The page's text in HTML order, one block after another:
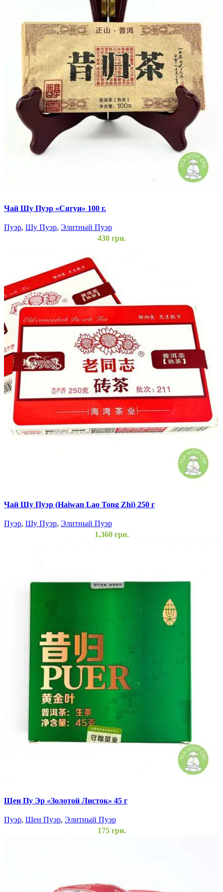
Чай Шу Пуэр «Сягуи» 100 г.
Пуэр, Шу Пуэр, Элитный Пуэр
430грн.
Чай Шу Пуэр (Haiwan Lao Tong Zhi) 250 г
Пуэр, Шу Пуэр, Элитный Пуэр
1,360грн.
Шен Пу Эр «Золотой Листок» 45 г
Пуэр, Шен Пуэр, Элитный Пуэр
175грн.